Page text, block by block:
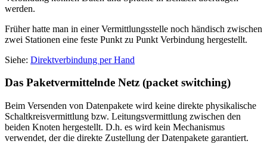
werden.
Früher hatte man in einer Vermittlungsstelle noch händisch zwischen
zwei Stationen eine feste Punkt zu Punkt Verbindung hergestellt.
Siehe: Direktverbindung per Hand
Das Paketvermittelnde Netz (packet switching)
Beim Versenden von Datenpakete wird keine direkte physikalische
Schaltkreisvermittlung bzw. Leitungsvermittlung zwischen den
beiden Knoten hergestellt. D.h. es wird kein Mechanismus
verwendet, der die direkte Zustellung der Datenpakete garantiert.